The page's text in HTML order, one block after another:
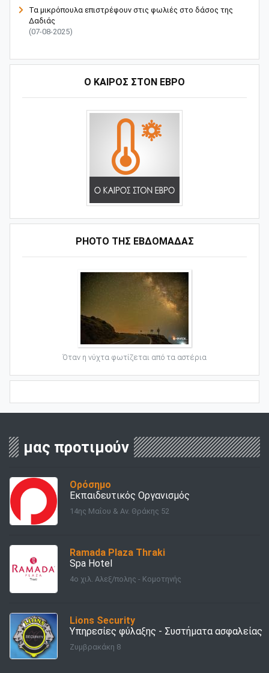
Τα μικρόπουλα επιστρέφουν στις φωλιές στο δάσος της
Δαδιάς
(07-08-2025)
Ο ΚΑΙΡΟΣ ΣΤΟΝ ΕΒΡΟ
PHOTO ΤΗΣ ΕΒΔΟΜΑΔΑΣ
Όταν η νύχτα φωτίζεται από τα αστέρια
μας προτιμούν
Ορόσημο
Εκπαιδευτικός Οργανισμός
14ης Μαΐου & Αν. Θράκης 52
Ramada Plaza Thraki
Spa Hotel
4ο χιλ. Αλεξ/πολης - Κομοτηνής
Lions Security
Υπηρεσίες φύλαξης - Συστήματα ασφαλείας
Ζυμβρακάκη 8